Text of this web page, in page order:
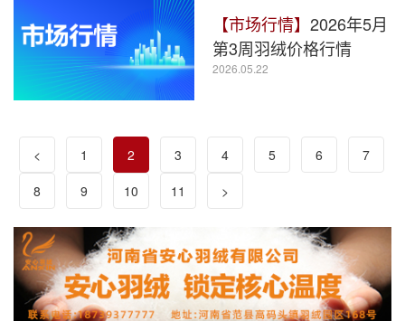
【市场行情】 2026年5月
第3周羽绒价格行情
2026.05.22
< 1 2 3 4 5 6
7
8
9 10 11 >